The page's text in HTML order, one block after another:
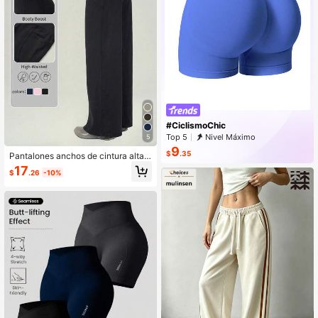
5
Pantalones anchos de cintura alta c
on bolsillos para mujer - Pantalones
casuales cómodos y fluidos, adecu
primavera/verano
$17.26 -10%
#CiclismoChic
Top 5 Nivel Máximo
$9.35